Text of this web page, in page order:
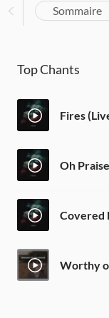
Sommaire
Top Chants
Fires
Oh
Covered
Worthy